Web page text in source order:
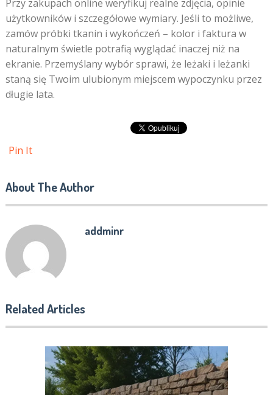
Przy zakupach online weryfikuj realne zdjęcia, opinie
użytkowników i szczegółowe wymiary. Jeśli to możliwe,
zamów próbki tkanin i wykończeń – kolor i faktura w
naturalnym świetle potrafią wyglądać inaczej niż na
ekranie. Przemyślany wybór sprawi, że leżaki i leżanki
staną się Twoim ulubionym miejscem wypoczynku przez
długie lata.
Pin It
About The Author
addminr
Related Articles